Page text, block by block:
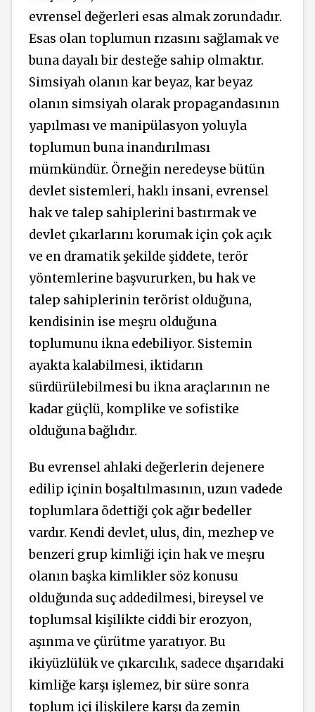
evrensel değerleri esas almak zorundadır.
Esas olan toplumun rızasını sağlamak ve
buna dayalı bir desteğe sahip olmaktır.
Simsiyah olanın kar beyaz, kar beyaz
olanın simsiyah olarak propagandasının
yapılması ve manipülasyon yoluyla
toplumun buna inandırılması
mümkündür. Örneğin neredeyse bütün
devlet sistemleri, haklı insani, evrensel
hak ve talep sahiplerini bastırmak ve
devlet çıkarlarını korumak için çok açık
ve en dramatik şekilde şiddete, terör
yöntemlerine başvururken, bu hak ve
talep sahiplerinin terörist olduğuna,
kendisinin ise meşru olduğuna
toplumunu ikna edebiliyor. Sistemin
ayakta kalabilmesi, iktidarın
sürdürülebilmesi bu ikna araçlarının ne
kadar güçlü, komplike ve sofistike
olduğuna bağlıdır.
Bu evrensel ahlaki değerlerin dejenere
edilip içinin boşaltılmasının, uzun vadede
toplumlara ödettiği çok ağır bedeller
vardır. Kendi devlet, ulus, din, mezhep ve
benzeri grup kimliği için hak ve meşru
olanın başka kimlikler söz konusu
olduğunda suç addedilmesi, bireysel ve
toplumsal kişilikte ciddi bir erozyon,
aşınma ve çürütme yaratıyor. Bu
ikiyüzlülük ve çıkarcılık, sadece dışarıdaki
kimliğe karşı işlemez, bir süre sonra
toplum içi ilişkilere karşı da zemin